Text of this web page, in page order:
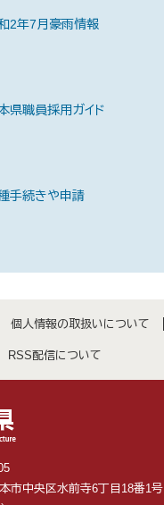
2年7月豪雨情報
県職員採用ガイド
手続きや申請
個人情報の取扱いについて
RSS配信について
市中央区水前寺6丁目18番1号